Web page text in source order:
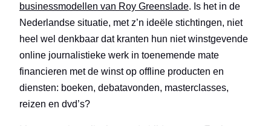
businessmodellen van Roy Greenslade. Is het in de
Nederlandse situatie, met z’n ideële stichtingen, niet
heel wel denkbaar dat kranten hun niet winstgevende
online journalistieke werk in toenemende mate
financieren met de winst op offline producten en
diensten: boeken, debatavonden, masterclasses,
reizen en dvd’s?